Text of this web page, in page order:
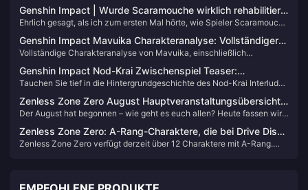
vielschichtigen Systeme und Gacha-Mechaniken überwältigend. Aber
das habe ich aus meiner Beschäftigung mit diesem Bereich gelernt:
Beginne mit Story-Quests, ignoriere den Optimierungsdruck, setze
persönliche Tempogrenzen und konzentriere dich auf die Erkundung
statt auf Meta-Anforderungen, um auf natürliche Weise
Selbstvertrauen aufzubauen.
Genshin Impact | Wurde Scaramouche wirklich rehabilitiert?
Die Entwicklung vom „kleinen Schneckenhorn“ zum
Wanderer
Ehrlich gesagt, als ich zum ersten Mal hörte, wie Spieler Scaramouche
kaltherzige, gefühllose Fatui-Herold einen so niedlichen Namen
verdienen? Aber als die Geschichte voranschritt, stellte ich fest, dass
die Transformation dieses Charakters viel komplexer war, als ich es
mir vorgestellt hatte.
Genshin Impact Mavuika Charakteranalyse: Vollständiger
Leitfaden zum Pyro-Archon
Vollständige Charakteranalyse von Mavuika, einschließlich
Teamzusammensetzungen. Erhalten Sie Primogems sicher mit dem
sicheren Auflade-Service von BitTopup.
Genshin Impact Nod-Krai Zwischenspiel Teaser:
Vollständige Lore-Analyse & Verborgene Geheimnisse
Enthüllt
Tauchen Sie tief in die Hintergrundgeschichte des Nod-Krai Interludes
analysieren Sie die Schatten und bereiten Sie sich auf das nächste
Kapitel von Teyvat vor.
Zenless Zone Zero August Hauptveranstaltungsübersicht:
Alice kommt ins Banner!
Der August hat begonnen – wie geht es euch allen? Heute fassen wir
Zenless Zone Zero stattfinden.
Zenless Zone Zero: A-Rang-Charaktere, die bei Drive Disc
6 zu S-Rang werden
Zenless Zone Zero verfügt derzeit über 12 Charaktere mit A-Rang.
vollständig bis Disc 6 investiert sind, mit S-Rängen mithalten.